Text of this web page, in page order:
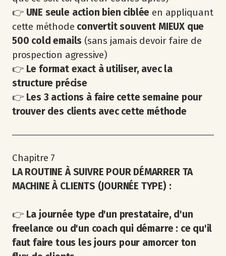
👉 UNE seule action bien ciblée en appliquant
cette méthode convertit souvent MIEUX que
500 cold emails (sans jamais devoir faire de
prospection agressive)
👉 Le format exact à utiliser, avec la
structure précise
👉 Les 3 actions à faire cette semaine pour
trouver des clients avec cette méthode
Chapitre 7
LA ROUTINE À SUIVRE POUR DÉMARRER TA
MACHINE À CLIENTS (JOURNÉE TYPE) :
👉 La journée type d'un prestataire, d'un
freelance ou d'un coach qui démarre : ce qu'il
faut faire tous les jours pour amorcer ton